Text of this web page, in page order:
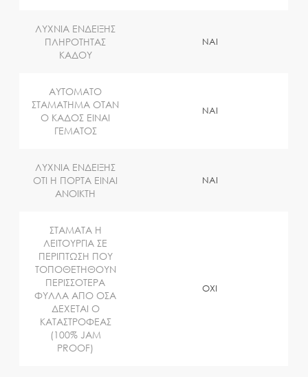
ΛΥΧΝΙΑ ΕΝΔΕΙΞΗΣ
ΠΛΗΡΟΤΗΤΑΣ
ΚΑΔΟΥ
ΝΑΙ
ΑΥΤΟΜΑΤΟ
ΣΤΑΜΑΤΗΜΑ ΟΤΑΝ
Ο ΚΑΔΟΣ ΕΙΝΑΙ
ΓΕΜΑΤΟΣ
ΝΑΙ
ΛΥΧΝΙΑ ΕΝΔΕΙΞΗΣ
ΟΤΙ Η ΠΟΡΤΑ ΕΙΝΑΙ
ΑΝΟΙΚΤΗ
ΝΑΙ
ΣΤΑΜΑΤΑ Η
ΛΕΙΤΟΥΡΓΙΑ ΣΕ
ΠΕΡΙΠΤΩΣΗ ΠΟΥ
ΤΟΠΟΘΕΤΗΘΟΥΝ
ΠΕΡΙΣΣΟΤΕΡΑ
ΦΥΛΛΑ ΑΠΟ ΟΣΑ
ΔΕΧΕΤΑΙ Ο
ΚΑΤΑΣΤΡΟΦΕΑΣ
(100% JAM
PROOF)
ΟΧΙ